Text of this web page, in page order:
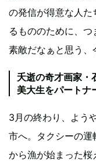
の発信が得意な人
るもののために、
素敵だなぁと思う
夭逝の奇才画家・
美大生をパートナ
3月の終わり、よう
市へ。タクシーの運
から漁が始まった